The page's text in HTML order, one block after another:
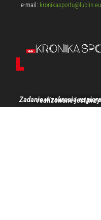
e-mail: kronikasportu@lublin.eu
Zadanie w zakresie wspierania i